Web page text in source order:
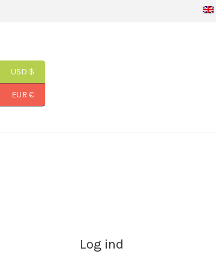
Log ind
USD $
EUR €